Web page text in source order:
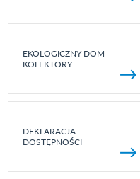
EKOLOGICZNY DOM -
KOLEKTORY
DEKLARACJA
DOSTĘPNOŚCI